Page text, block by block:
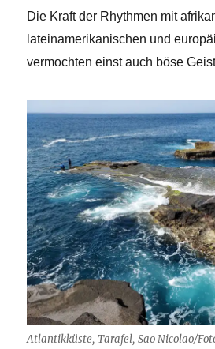
Die Kraft der Rhythmen mit
lateinamerikanischen und
vermochten einst auch böse
Atlantikküste, Tarafel, Sao Nicolao/